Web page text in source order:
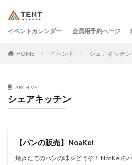
イベントカレンダー 会員用予約ページ
HOME イベント シェアキッチ
ARCHIVE
シェアキッチン
【パンの販売】NoaKei
焼きたてのパンの味をどうぞ！ NoaKeiの